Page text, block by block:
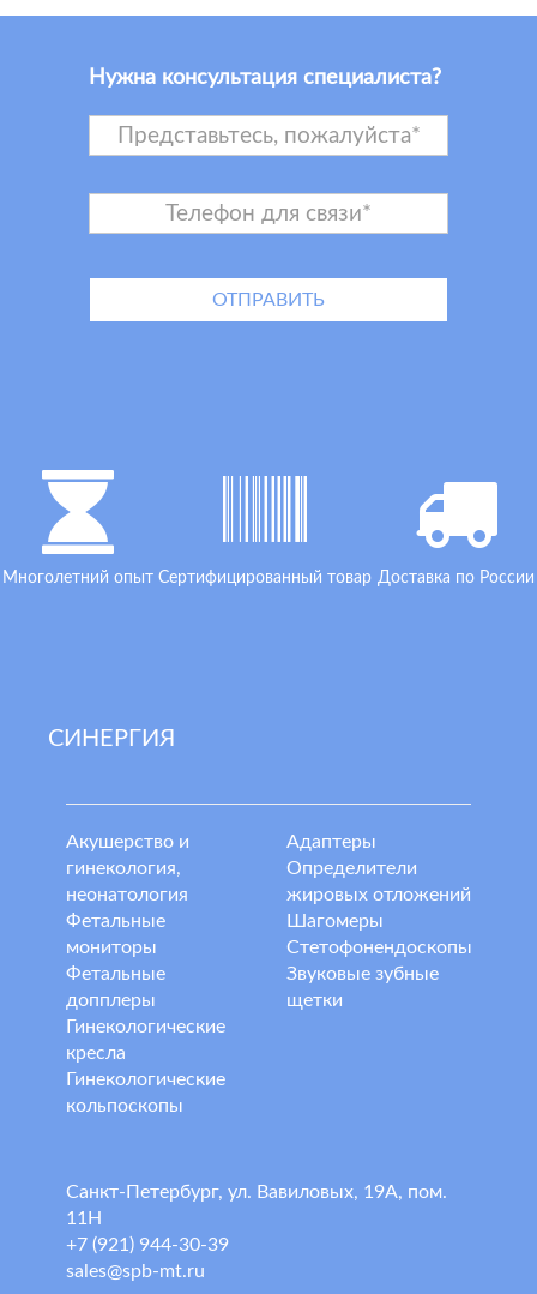
Нужна консультация специалиста?
Многолетний опыт Сертифицированный товар Доставка по России
СИНЕРГИЯ
Акушерство и
гинекология,
неонатология
Фетальные
мониторы
Фетальные
допплеры
Гинекологические
кресла
Гинекологические
кольпоскопы
Адаптеры
Определители
жировых отложений
Шагомеры
Стетофонендоскопы
Звуковые зубные
щетки
Санкт-Петербург, ул. Вавиловых, 19А, пом.
11Н
+7 (921) 944-30-39
sales@spb-mt.ru